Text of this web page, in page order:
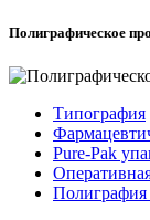
Полиграфическое
Типография
Pure-Pak
Полиграфия